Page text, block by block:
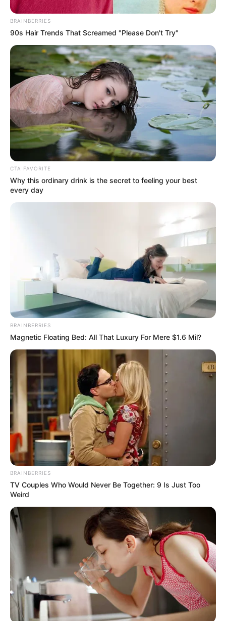
ΔΗΜΟΦΙΛΗ ΑΡΘΡΑ
BRICS: Η Ρωσία Και Η Ινδία Δεν
Χρειάζονται Πια Δολάριο ΗΠΑ
BRICS: Η Ρωσία Και Η...
Το Judicial Watch
αποκαλύπτει το σχέδιο
προπαγάνδας της
κυβέρνησης Μπάιντεν για
την...
ΚΑΝΕΝΑΣ ΑΠΟ ΑΥΤΟΥΣ ΠΟΥ
ΕΤΡΕΞΑΝ ΤΗΝ ΑΤΖΕΝΤΑ ΤΟΥ
ΚΟΡΟΝΑ ΔΕΝ ΜΠΟΡΕΙ ΝΑ...
BRAINBERRIES
90s Hair Trends That Screamed "Please Don't Try"
CTA FAVORITE
Why this ordinary drink is the secret to feeling your best
every day
BRAINBERRIES
Magnetic Floating Bed: All That Luxury For Mere $1.6 Mil?
BRAINBERRIES
TV Couples Who Would Never Be Together: 9 Is Just Too
Weird